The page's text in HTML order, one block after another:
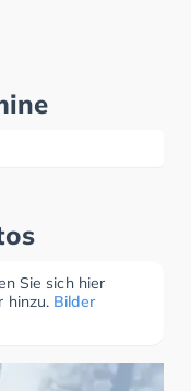
Sie sich hier
hinzu. Bilder